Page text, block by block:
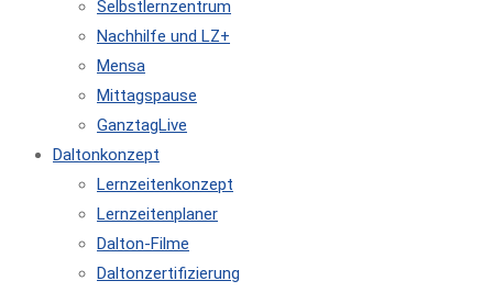
Selbstlernzentrum
Nachhilfe und LZ+
Mensa
Mittagspause
GanztagLive
Daltonkonzept
Lernzeitenkonzept
Lernzeitenplaner
Dalton-Filme
Daltonzertifizierung